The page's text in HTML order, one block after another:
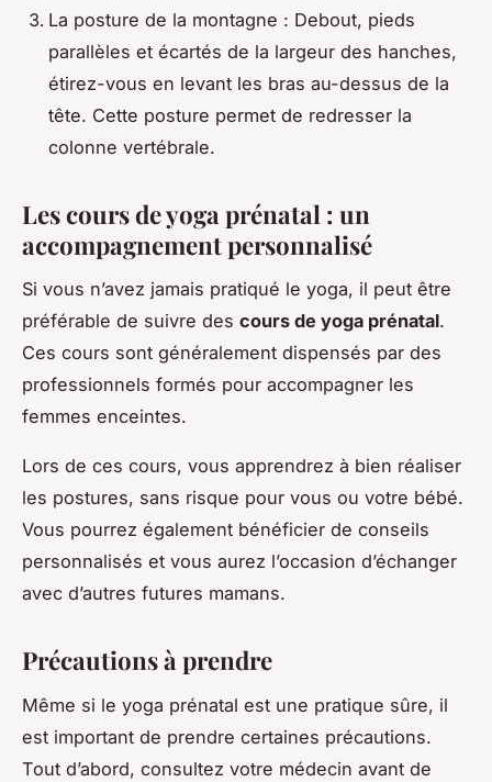
La posture de la montagne : Debout, pieds
parallèles et écartés de la largeur des hanches,
étirez-vous en levant les bras au-dessus de la
tête. Cette posture permet de redresser la
colonne vertébrale.
Les cours de yoga prénatal : un
accompagnement personnalisé
Si vous n’avez jamais pratiqué le yoga, il peut être
préférable de suivre des cours de yoga prénatal.
Ces cours sont généralement dispensés par des
professionnels formés pour accompagner les
femmes enceintes.
Lors de ces cours, vous apprendrez à bien réaliser
les postures, sans risque pour vous ou votre bébé.
Vous pourrez également bénéficier de conseils
personnalisés et vous aurez l’occasion d’échanger
avec d’autres futures mamans.
Précautions à prendre
Même si le yoga prénatal est une pratique sûre, il
est important de prendre certaines précautions.
Tout d’abord, consultez votre médecin avant de